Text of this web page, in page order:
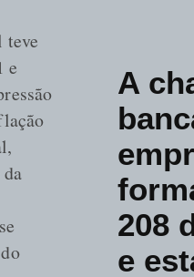
A
208
e
teve
e